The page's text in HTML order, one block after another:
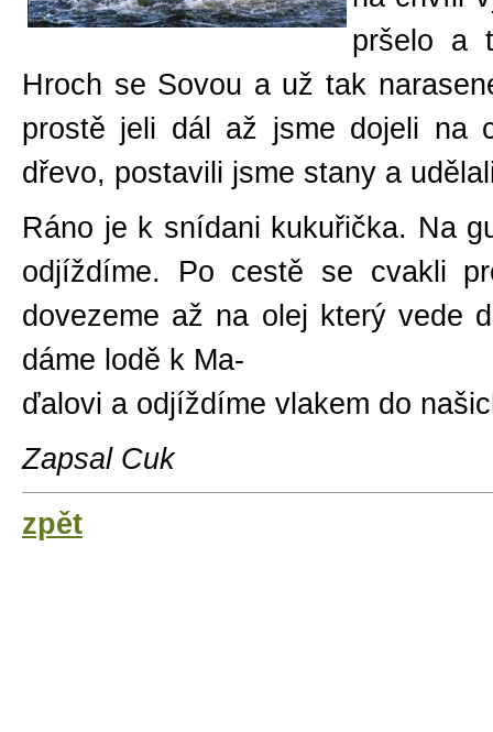
pršelo a
Hroch se Sovou a už tak
prostě jeli dál až jsme dojeli na
dřevo, postavili jsme stany a
Ráno je k snídani kukuřička. Na
odjíždíme. Po cestě se cvakli
dovezeme až na olej který vede
dáme lodě k Ma-
ďalovi a odjíždíme vlakem do
Zapsal Cuk
zpět